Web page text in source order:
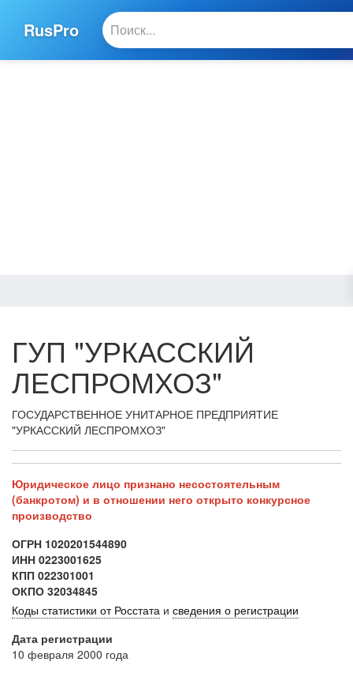
RusPro
ГУП "УРКАССКИЙ
ЛЕСПРОМХОЗ"
ГОСУДАРСТВЕННОЕ УНИТАРНОЕ ПРЕДПРИЯТИЕ
"УРКАССКИЙ ЛЕСПРОМХОЗ"
Юридическое лицо признано несостоятельным
(банкротом) и в отношении него открыто конкурсное
производство
ОГРН 1020201544890
ИНН 0223001625
КПП 022301001
ОКПО 32034845
Коды статистики от Росстата и сведения о регистрации
Дата регистрации
10 февраля 2000 года